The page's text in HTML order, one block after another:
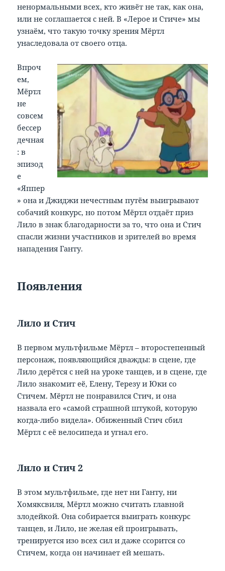
ненормальными всех, кто живёт не так, как она,
или не соглашается с ней. В «Лерое и Стиче» мы
узнаём, что такую точку зрения Мёртл
унаследовала от своего отца.
Впроч
ем,
Мёртл
не
совсем
бессер
дечная
: в
эпизод
е
«Яппер
» она и Джиджи нечестным путём выигрывают
собачий конкурс, но потом Мёртл отдаёт приз
Лило в знак благодарности за то, что она и Стич
спасли жизни участников и зрителей во время
нападения Ганту.
Появления
Лило и Стич
В первом мультфильме Мёртл – второстепенный
персонаж, появляющийся дважды: в сцене, где
Лило дерётся с ней на уроке танцев, и в сцене, где
Лило знакомит её, Елену, Терезу и Юки со
Стичем. Мёртл не понравился Стич, и она
назвала его «самой страшной штукой, которую
когда-либо видела». Обиженный Стич сбил
Мёртл с её велосипеда и угнал его.
Лило и Стич 2
В этом мультфильме, где нет ни Ганту, ни
Хомяксвиля, Мёртл можно считать главной
злодейкой. Она собирается выиграть конкурс
танцев, и Лило, не желая ей проигрывать,
тренируется изо всех сил и даже ссорится со
Стичем, когда он начинает ей мешать.